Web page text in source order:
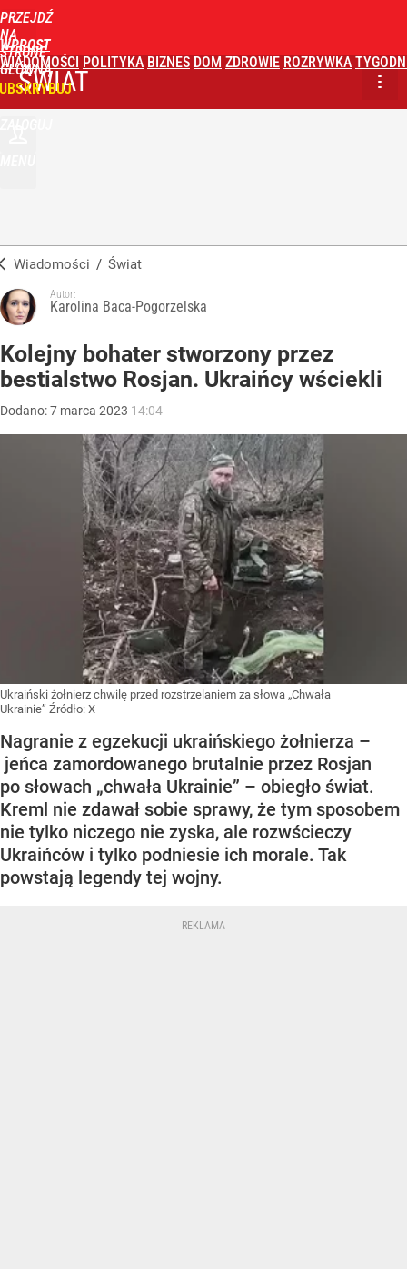
PRZEJDŹ
NA
STRONĘ
GŁÓWNĄ
WPROST
WIADOMOŚCI POLITYKA BIZNES DOM ZDROWIE ROZRYWKA
ŚWIAT
Wiadomości / Świat
Autor:
Karolina Baca-Pogorzelska
Kolejny bohater stworzony przez
bestialstwo Rosjan. Ukraińcy wściekli
Dodano:7 marca 2023 14:04
Ukraiński żołnierz chwilę przed rozstrzelaniem za słowa „Chwała
Ukrainie” Źródło: X
Nagranie z egzekucji ukraińskiego żołnierza –
jeńca zamordowanego brutalnie przez Rosjan
po słowach „chwała Ukrainie” – obiegło świat.
Kreml nie zdawał sobie sprawy, że tym sposobem
nie tylko niczego nie zyska, ale rozwścieczy
Ukraińców i tylko podniesie ich morale. Tak
powstają legendy tej wojny.